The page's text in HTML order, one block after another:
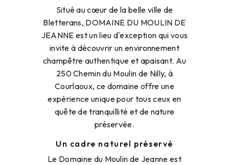
Situé au cœur de la belle ville de
Bletterans, DOMAINE DU MOULIN DE
JEANNE est un lieu d'exception qui vous
invite à découvrir un environnement
champêtre authentique et apaisant. Au
250 Chemin du Moulin de Nilly, à
Courlaoux, ce domaine offre une
expérience unique pour tous ceux en
quête de tranquillité et de nature
préservée.
Un cadre naturel préservé
Le Domaine du Moulin de Jeanne est